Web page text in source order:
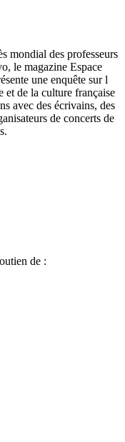
mondial des professeurs
le magazine Espace
une enquête sur l
et de la culture française
avec des écrivains, des
de concerts de
de :